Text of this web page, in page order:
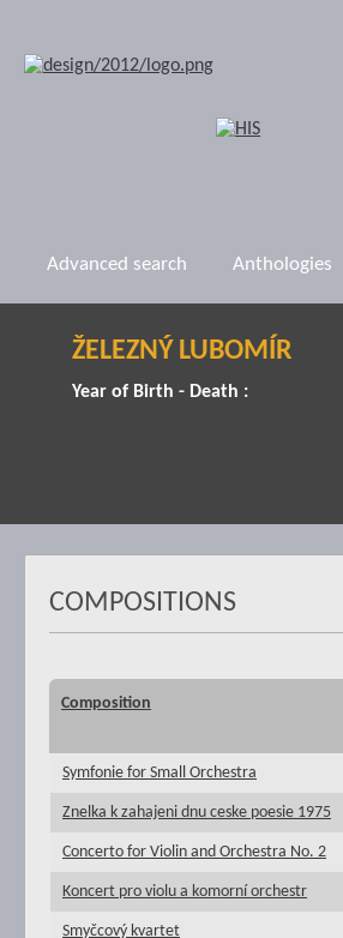
Advanced search Anthologies
ŽELEZNÝ LUBOMÍR
Year of Birth - Death :
COMPOSITIONS
Composition
Symfonie for Small Orchestra
Znelka k zahajeni dnu ceske poesie 1975
Concerto for Violin and Orchestra No. 2
Koncert pro violu a komorní orchestr
Smyčcový kvartet